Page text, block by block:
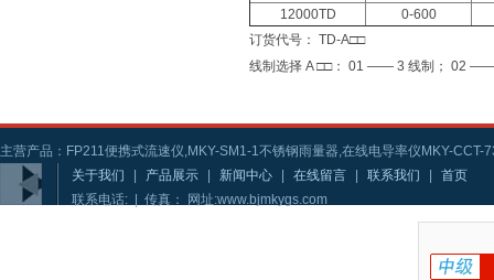
12000TD
0-600
订货代号： TD-A□□
线制选择 A □□： 01 —— 3 线制； 02
主营产品：FP211便携式流速仪,MKY-SM1-1不锈钢雨量器,在线电导率仪MKY-CCT-
关于我们
产品展示 新闻中心 在线留言 联系我们
首页
联系电话: | 传真： 网址:www.bjmkygs.com